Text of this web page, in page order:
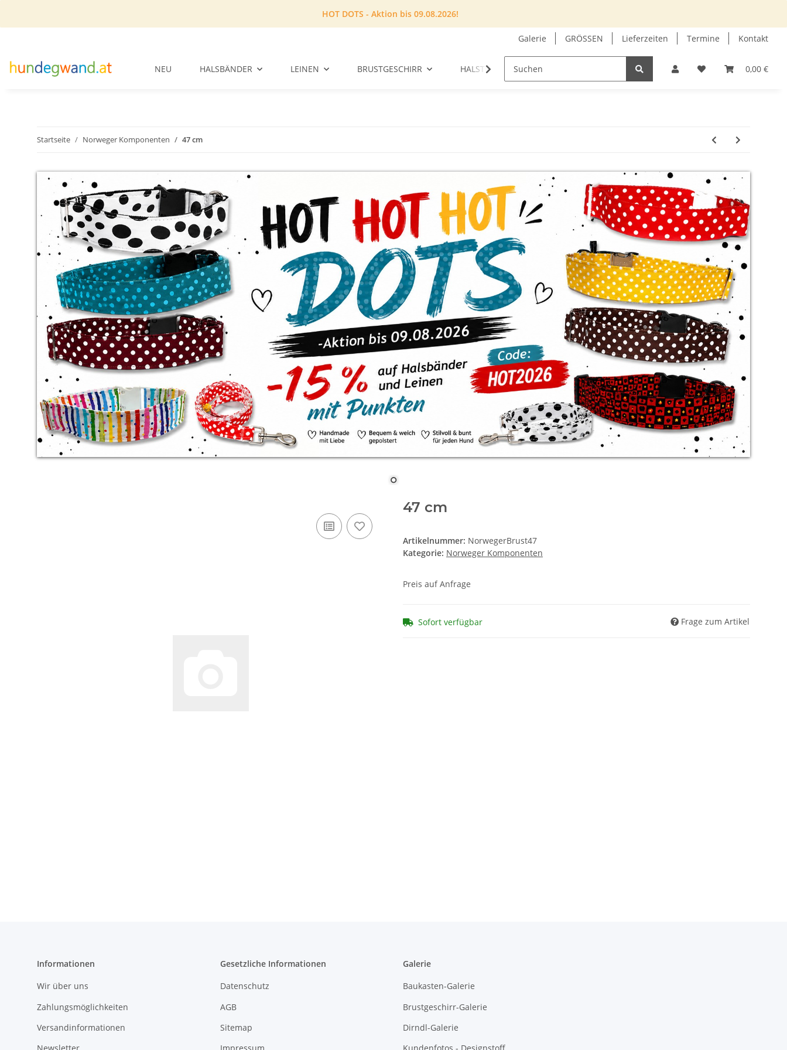
HOT DOTS - Aktion bis 09.08.2026!
Galerie GRÖSSEN Lieferzeiten Termine Kontakt
0,00 €
NEU HALSBÄNDER LEINEN BRUSTGESCHIRR HALSTUCH GUTSCHEIN INFOECKE
Startseite Norweger Komponenten 47 cm
47 cm
Artikelnummer: NorwegerBrust47
Kategorie: Norweger Komponenten
Preis auf Anfrage
Sofort verfügbar Frage zum Artikel
Informationen
Wir über uns
Zahlungsmöglichkeiten
Versandinformationen
Gesetzliche Informationen
Datenschutz
AGB
Sitemap
Galerie
Baukasten-Galerie
Brustgeschirr-Galerie
Dirndl-Galerie